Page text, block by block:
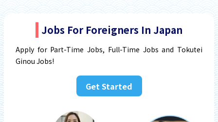
Jobs For Foreigners In Japan
Apply for Part-Time Jobs, Full-Time Jobs and Tokutei
Ginou Jobs!
Get Started